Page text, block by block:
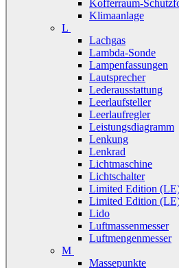
Kofferraum-
Klimaanlage
L
Lachgas
Lambda-Sonde
Lampenfassungen
Lautsprecher
Lederausstattung
Leerlaufsteller
Leerlaufregler
Leistungsdiagramm
Lenkung
Lenkrad
Lichtmaschine
Lichtschalter
Limited Edition
Limited Edition
Lido
Luftmassenmesser
Luftmengenmesser
M
Massepunkte